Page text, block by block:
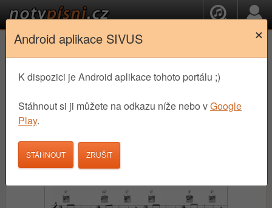
Android aplikace SIVUS ×
K dispozici je Android aplikace tohoto portálu ;)
Stáhnout si ji můžete na odkazu níže nebo vGoogle
Play.
STÁHNOUT
Lidové písně
Už mně koně vyvádějí noty
1,90 €